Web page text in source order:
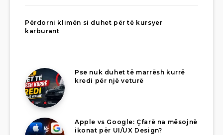
Përdorni klimën si duhet për të kursyer
karburant
Pse nuk duhet të marrësh kurrë
kredi për një veturë
Apple vs Google: Çfarë na mësojnë
ikonat për UI/UX Design?